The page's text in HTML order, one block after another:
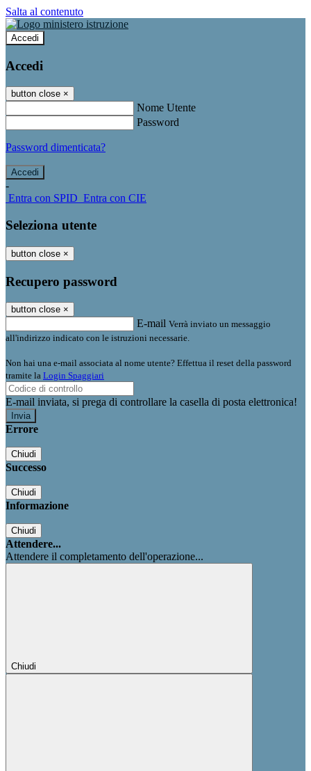
Salta al contenuto
Accedi
Accedi
button close ×
Nome Utente
Password
Password dimenticata?
-
Entra con SPID Entra con CIE
Seleziona utente
button close ×
Recupero password
button close ×
E-mail Verrà inviato un messaggio
all'indirizzo indicato con le istruzioni necessarie.
Non hai una e-mail associata al nome utente? Effettua il reset della password
tramite la Login Spaggiari
E-mail inviata, si prega di controllare la casella di posta elettronica!
Errore
Chiudi
Successo
Chiudi
Informazione
Chiudi
Attendere...
Attendere il completamento dell'operazione...
Chiudi